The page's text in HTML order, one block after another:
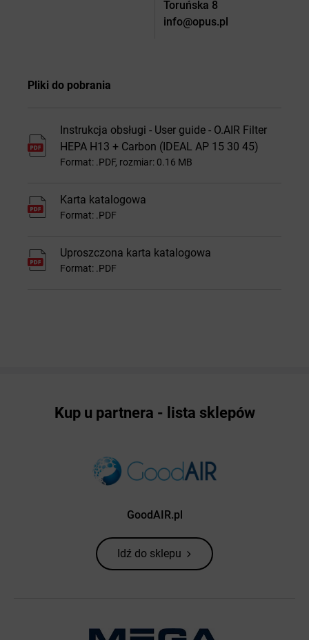
Toruńska 8
info@opus.pl
Pliki do pobrania
Instrukcja obsługi - User guide - O.AIR Filter
HEPA H13 + Carbon (IDEAL AP 15 30 45)
Format: .PDF, rozmiar: 0.16 MB
Karta katalogowa
Format: .PDF
Uproszczona karta katalogowa
Format: .PDF
Kup u partnera - lista sklepów
GoodAIR.pl
Idź do sklepu